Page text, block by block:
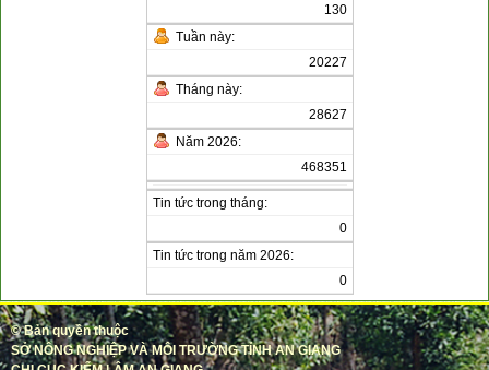
130
Tuần này:
20227
Tháng này:
28627
Năm 2026:
468351
Tin tức trong tháng:
0
Tin tức trong năm 2026:
0
© Bản quyền thuộc
SỞ NÔNG NGHIỆP VÀ MÔI TRƯỜNG TỈNH AN GIANG